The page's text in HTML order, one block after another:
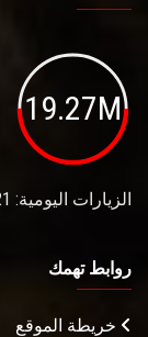
19.27M
الزيارات اليومية: 621
روابط تهمك
خريطة الموقع